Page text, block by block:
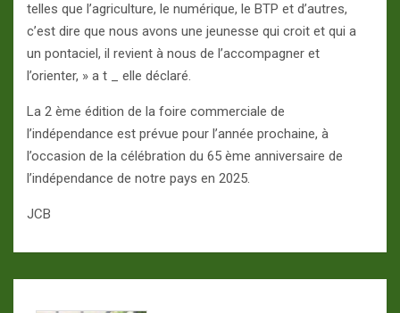
telles que l’agriculture, le numérique, le BTP et d’autres,
c’est dire que nous avons une jeunesse qui croit et qui a
un pontaciel, il revient à nous de l’accompagner et
l’orienter, » a t _ elle déclaré.
La 2 ème édition de la foire commerciale de
l’indépendance est prévue pour l’année prochaine, à
l’occasion de la célébration du 65 ème anniversaire de
l’indépendance de notre pays en 2025.
JCB